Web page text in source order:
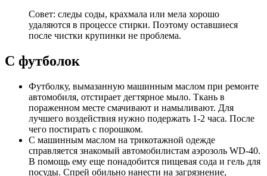
Совет: следы соды, крахмала или мела хорошо
удаляются в процессе стирки. Поэтому оставшиеся
после чистки крупинки не проблема.
С футболок
Футболку, вымазанную машинным маслом при ремонте
автомобиля, отстирает дегтярное мыло. Ткань в
пораженном месте смачивают и намыливают. Для
лучшего воздействия нужно подержать 1-2 часа. После
чего постирать с порошком.
С машинным маслом на трикотажной одежде
справляется знакомый автомобилистам аэрозоль WD-40.
В помощь ему еще понадобится пищевая сода и гель для
посуды. Спрей обильно нанести на загрязнение,